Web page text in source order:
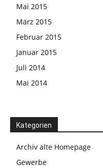
Mai 2015
März 2015
Februar 2015
Januar 2015
Juli 2014
Mai 2014
Kategorien
Archiv alte Homepage
Gewerbe